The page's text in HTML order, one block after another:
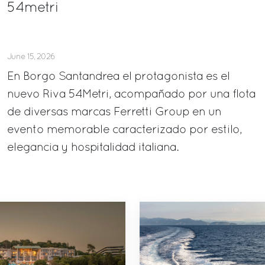
54metri
June 15, 2026
En Borgo Santandrea el protagonista es el
nuevo Riva 54Metri, acompañado por una flota
de diversas marcas Ferretti Group en un
evento memorable caracterizado por estilo,
elegancia y hospitalidad italiana.